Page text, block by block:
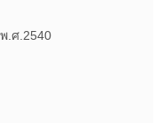
.ศ.2540